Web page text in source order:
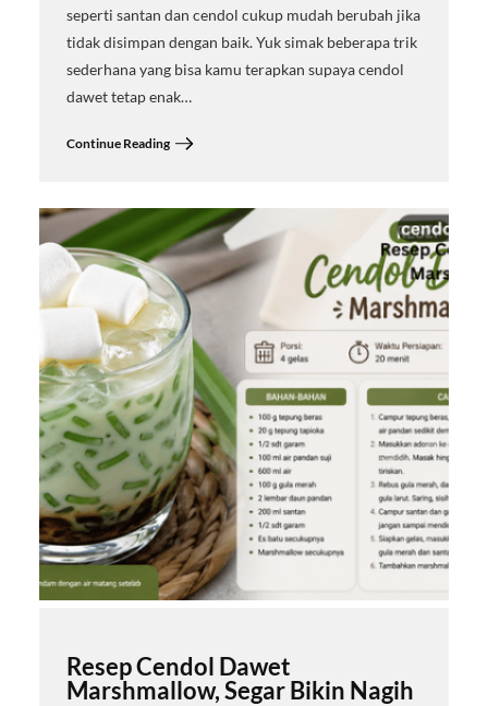
seperti santan dan cendol cukup mudah berubah jika
tidak disimpan dengan baik. Yuk simak beberapa trik
sederhana yang bisa kamu terapkan supaya cendol
dawet tetap enak…
Continue Reading
Resep Cendol Dawet
Marshmallow, Segar Bikin Nagih